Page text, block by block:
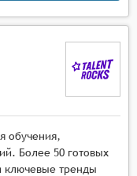
работой и
обучения,
Более 50 готовых
ключевые тренды